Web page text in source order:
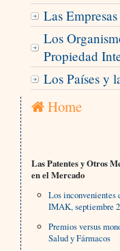
Las
Los
Propiedad
Los Países y
Home
Las Patentes y Otros
en el Mercado
Los inconvenientes
IMAK, septiembre
Premios versus
Salud y Fármacos